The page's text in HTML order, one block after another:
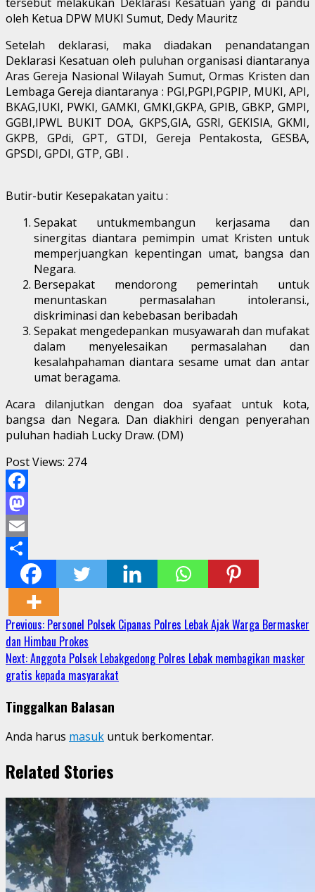
oleh Ketua DPW MUKI Sumut, Dedy Mauritz
Setelah deklarasi, maka diadakan penandatangan
Deklarasi Kesatuan oleh puluhan organisasi diantaranya
Aras Gereja Nasional Wilayah Sumut, Ormas Kristen dan
Lembaga Gereja diantaranya : PGI,PGPI,PGPIP, MUKI, API,
BKAG,IUKI, PWKI, GAMKI, GMKI,GKPA, GPIB, GBKP, GMPI,
GGBI,IPWL BUKIT DOA, GKPS,GIA, GSRI, GEKISIA, GKMI,
GKPB, GPdi, GPT, GTDI, Gereja Pentakosta, GESBA,
GPSDI, GPDI, GTP, GBI .
Butir-butir Kesepakatan yaitu :
Sepakat untukmembangun kerjasama dan
sinergitas diantara pemimpin umat Kristen untuk
memperjuangkan kepentingan umat, bangsa dan
Negara.
Bersepakat mendorong pemerintah untuk
menuntaskan permasalahan intoleransi.,
diskriminasi dan kebebasan beribadah
Sepakat mengedepankan musyawarah dan mufakat
dalam menyelesaikan permasalahan dan
kesalahpahaman diantara sesame umat dan antar
umat beragama.
Acara dilanjutkan dengan doa syafaat untuk kota,
bangsa dan Negara. Dan diakhiri dengan penyerahan
puluhan hadiah Lucky Draw. (DM)
Post Views: 274
Facebook
Mastodon
Email
Share
Continue
Reading
Previous: Personel Polsek Cipanas Polres Lebak Ajak Warga Bermasker
dan Himbau Prokes
Next:Anggota Polsek Lebakgedong Polres Lebak membagikan masker
gratis kepada masyarakat
Tinggalkan Balasan
Anda harus masuk untuk berkomentar.
Related Stories